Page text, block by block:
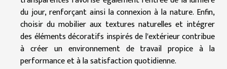
du jour, renforçant ainsi la connexion à la nature. Enfin,
choisir du mobilier aux textures naturelles et intégrer
des éléments décoratifs inspirés de l'extérieur contribue
à créer un environnement de travail propice à la
performance et à la satisfaction quotidienne.